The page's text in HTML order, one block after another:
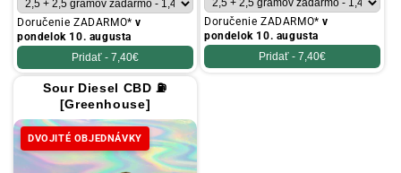
Doručenie ZADARMO*v
pondelok 10. augusta
Pridať - 7,40€
Doručenie ZADARMO*v
pondelok 10. augusta
Pridať - 7,40€
Sour Diesel CBD ⛽
[Greenhouse]
DVOJITÉ OBJEDNÁVKY